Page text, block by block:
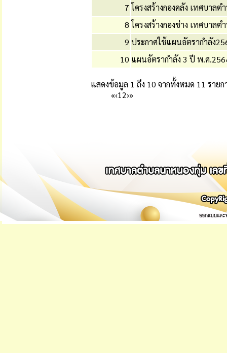
7 โครงสร้างกองคลัง เทศบาล
8 โครงสร้างกองช่าง เทศบาล
9 ประกาศใช้แผนอัตรากำลัง
10 แผนอัตรากำลัง 3 ปี พ.ศ
แสดงข้อมูล 1 ถึง 10 จากทั้งหมด 11 รายก
«‹12›»